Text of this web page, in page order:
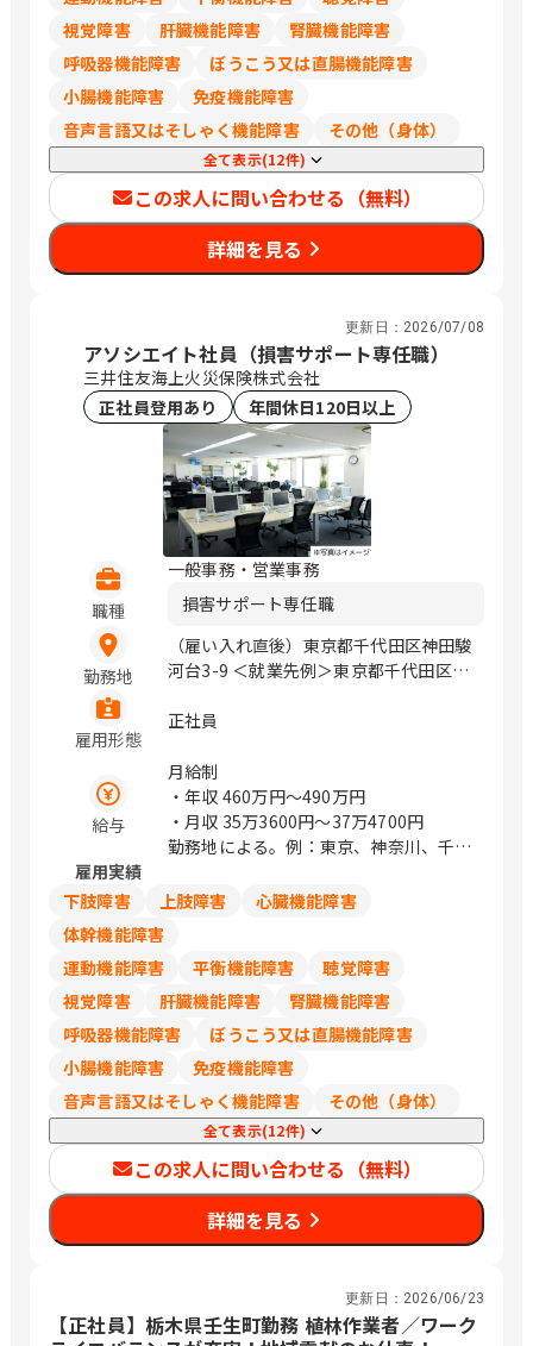
視覚障害
肝臓機能障害
腎臓機能障害
呼吸器機能障害
ぼうこう又は直腸機能障害
小腸機能障害
免疫機能障害
音声言語又はそしゃく機能障害
その他（身体）
全て表示(12件)
この求人に問い合わせる（無料）
詳細を見る
更新日： 2026/07/08
アソシエイト社員（損害サポート専任職）
三井住友海上火災保険株式会社
正社員登用あり
年間休日120日以上
職種
一般事務・営業事務
損害サポート専任職
勤務地
（雇い入れ直後）東京都千代田区神田駿
河台3-9 ＜就業先例＞東京都千代田区神
町
雇用形態
正社員
給与
月給制
・年収 460万円〜490万円
・月収 35万3600円〜37万4700円
勤務地による。例：東京、神奈川、千
雇用実績
下肢障害
上肢障害
心臓機能障害
体幹機能障害
運動機能障害
平衡機能障害
聴覚障害
視覚障害
肝臓機能障害
腎臓機能障害
呼吸器機能障害
ぼうこう又は直腸機能障害
小腸機能障害
免疫機能障害
音声言語又はそしゃく機能障害
その他（身体）
全て表示(12件)
この求人に問い合わせる（無料）
詳細を見る
更新日： 2026/06/23
【正社員】栃木県壬生町勤務 植林作業者／ワーク